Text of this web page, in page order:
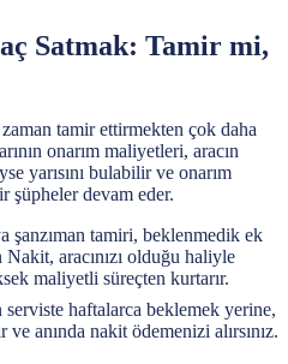
Satmak: Tamir mi,
tamir ettirmekten çok daha
onarım maliyetleri, aracın
yarısını bulabilir ve onarım
şüpheler devam eder.
şanzıman tamiri, beklenmedik ek
aracınızı olduğu haliyle
maliyetli süreçten kurtarır.
haftalarca beklemek yerine,
ve anında nakit ödemenizi alırsınız.